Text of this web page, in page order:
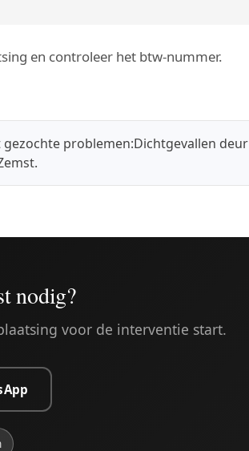
en controleer het btw-nummer.
problemen:Dichtgevallen deur
.
nodig?
voor de interventie start.